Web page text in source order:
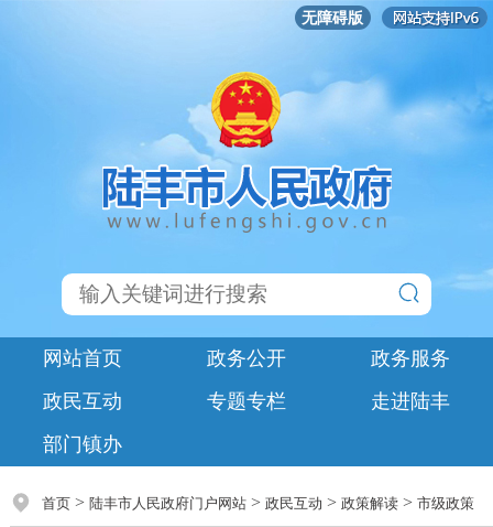
无障碍版
网站首页 政务公开
政务服务
政民互动
专题专栏
走进陆丰
部门镇办
首页> 陆丰市人民政府门户网站> 政民互动 > 政策解读> 市级政策